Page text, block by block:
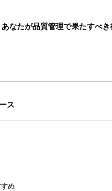
あなたが品質管理で果たすべ
ス
め